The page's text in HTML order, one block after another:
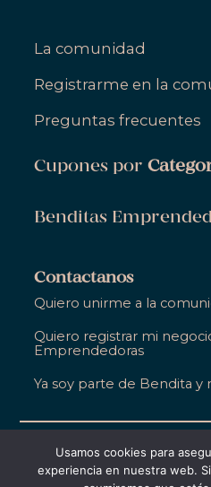
La comunidad
Registrarme en la
Preguntas frecuentes
Cupones por
Salud & Bienestar
Hogar
Gastronomía
Benditas
Salud & Bienestar
Hogar
Entretenimiento
Educación
Contactanos
Quiero unirme a la
Quiero registrar mi
Emprendedoras
Ya soy parte de Bendita y
©2021, Bendita Entre
Usamos cookies para
experiencia en nuestra web.